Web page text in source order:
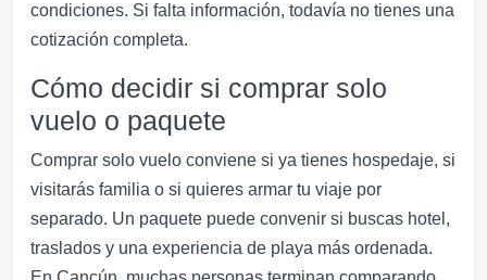
condiciones. Si falta información, todavía no tienes una
cotización completa.
Cómo decidir si comprar solo
vuelo o paquete
Comprar solo vuelo conviene si ya tienes hospedaje, si
visitarás familia o si quieres armar tu viaje por
separado. Un paquete puede convenir si buscas hotel,
traslados y una experiencia de playa más ordenada.